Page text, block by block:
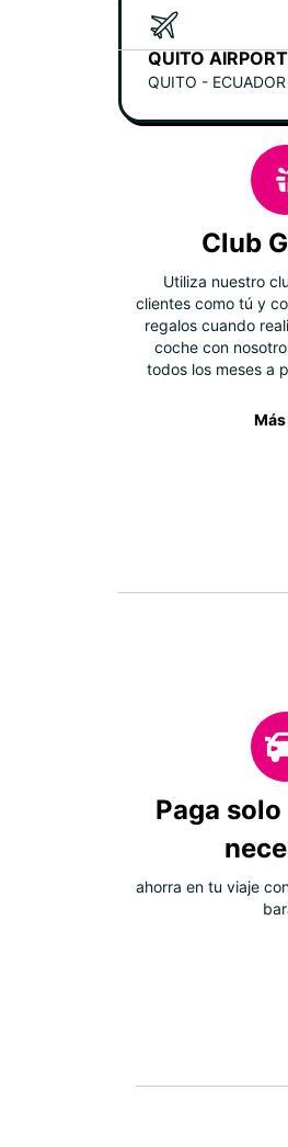
QUITO AIRPORT
QUITO - ECUADOR
Club
Utiliza nuestro
clientes como tú y
regalos cuando
coche con
todos los meses a
Paga
ahorra en tu viaje